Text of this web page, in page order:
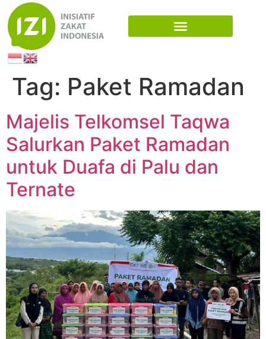
Tag: Paket Ramadan
Majelis Telkomsel Taqwa
Salurkan Paket Ramadan
untuk Duafa di Palu dan
Ternate